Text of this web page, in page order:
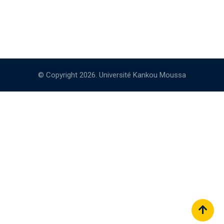
© Copyright 2026. Université Kankou Moussa